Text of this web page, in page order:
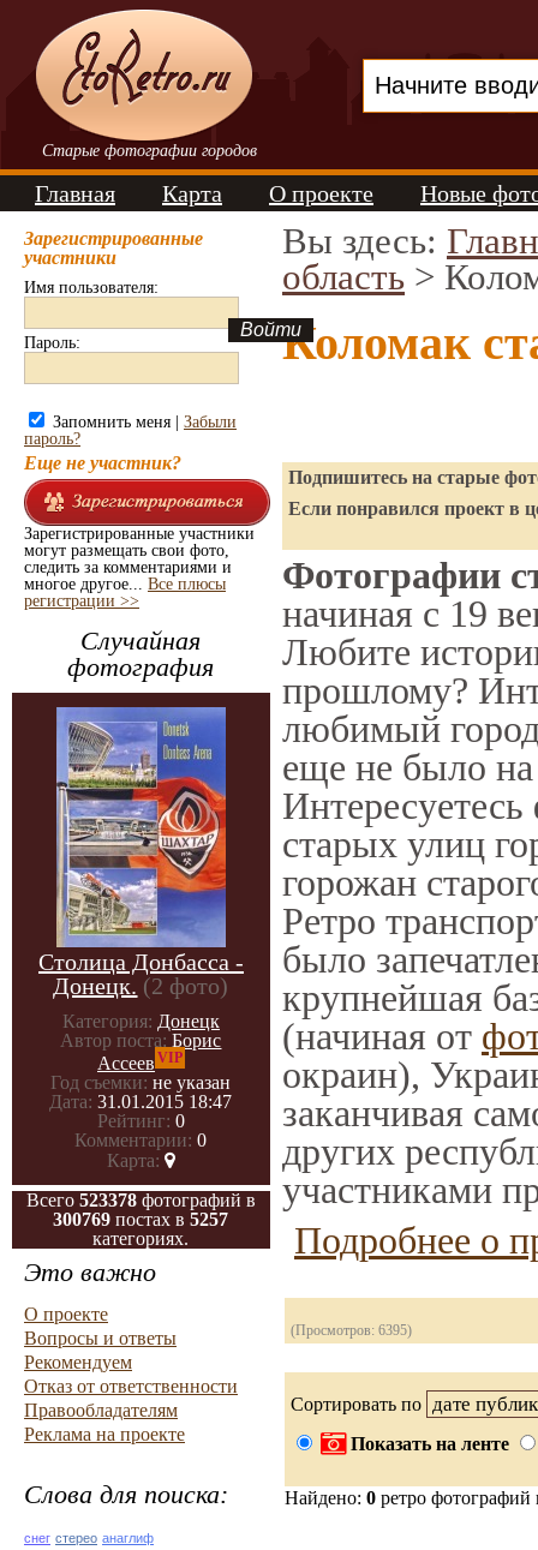
Старые фотографии городов
Главная Карта О проекте Новые
Зарегистрированные
участники
Имя пользователя:
Пароль:
Запомнить меня | Забыли
пароль?
Еще не участник?
Зарегистрированные участники
могут размещать свои фото,
следить за комментариями и
многое другое... Все плюсы
регистрации >>
Случайная
фотография
Столица Донбасса -
Донецк. (2 фото)
Категория: Донецк
Автор поста: Борис
Ассеев VIP
Год съемки: не указан
Дата: 31.01.2015 18:47
Рейтинг: 0
Комментарии: 0
Карта:
Всего 523378 фотографий в
300769 постах в5257
категориях.
Это важно
О проекте
Вопросы и ответы
Рекомендуем
Отказ от ответственности
Правообладателям
Реклама на проекте
Слова для поиска:
снег стерео анаглиф
Вы здесь:
область >
Коломак
Подпишитесь на старые
Если понравился проект в
Фотографии
начиная с 19
Любите
прошлому?
любимый
еще не было на
Интересуетесь
старых улиц
горожан
Ретро
было
крупнейшая
(начиная от
окраин),
заканчивая
других
участниками
Подробнее о
(Просмотров: 6395)
Сортировать по
Показать на ленте
Найдено: 0 ретро